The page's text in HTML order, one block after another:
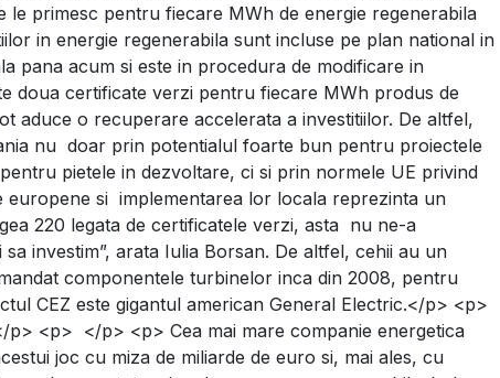
le primesc pentru fiecare MWh de energie regenerabila
in energie regenerabila sunt incluse pe plan national in
pana acum si este in procedura de modificare in
doua certificate verzi pentru fiecare MWh produs de
aduce o recuperare accelerata a investitiilor. De altfel,
nu doar prin potentialul foarte bun pentru proiectele
pietele in dezvoltare, ci si prin normele UE privind
si implementarea lor locala reprezinta un
220 legata de certificatele verzi, asta nu ne-a
investim”, arata Iulia Borsan. De altfel, cehii au un
componentele turbinelor inca din 2008, pentru
CEZ este gigantul american General Electric.</p> <p>
<p> </p> <p> Cea mai mare companie energetica
joc cu miza de miliarde de euro si, mai ales, cu